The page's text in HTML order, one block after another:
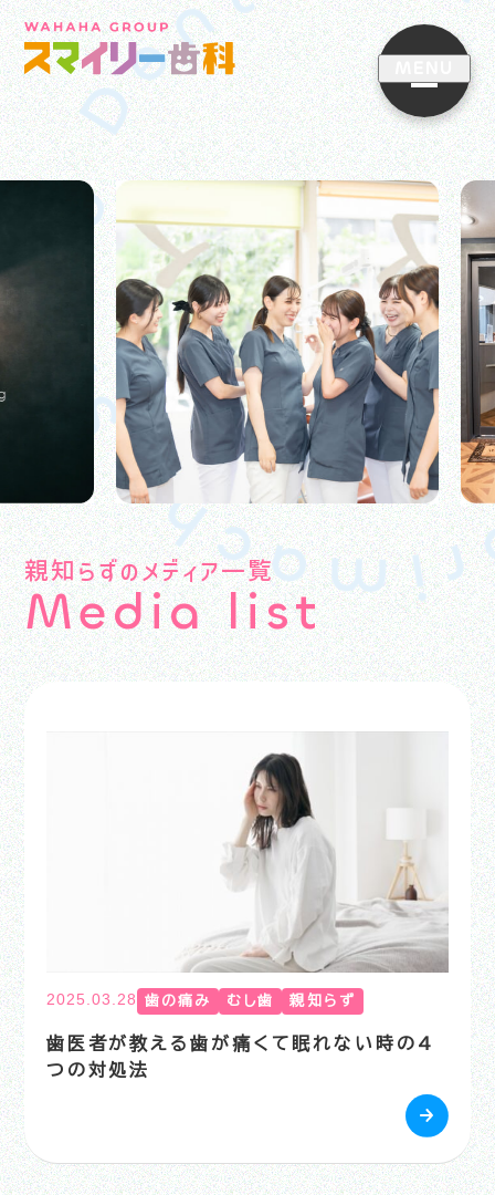
親知らずのメディア一覧
Media list
2025.03.28 歯の痛み むし歯 親知らず
歯医者が教える歯が痛くて眠れない時の4
つの対処法